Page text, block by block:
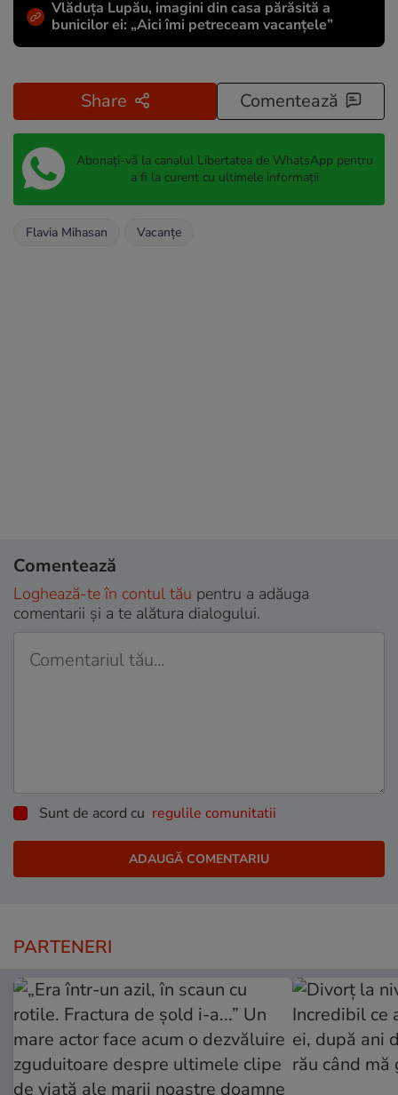
Vlăduța Lupău, imagini din casa părăsită a
bunicilor ei: „Aici îmi petreceam vacanțele”
Share Comentează
Abonați-vă la canalul Libertatea de WhatsApp pentru
a fi la curent cu ultimele informații
Flavia Mihasan Vacanțe
Comentează
Loghează-te în contul tău pentru a adăuga
comentarii și a te alătura dialogului.
Sunt de acord cu regulile comunitatii
PARTENERI